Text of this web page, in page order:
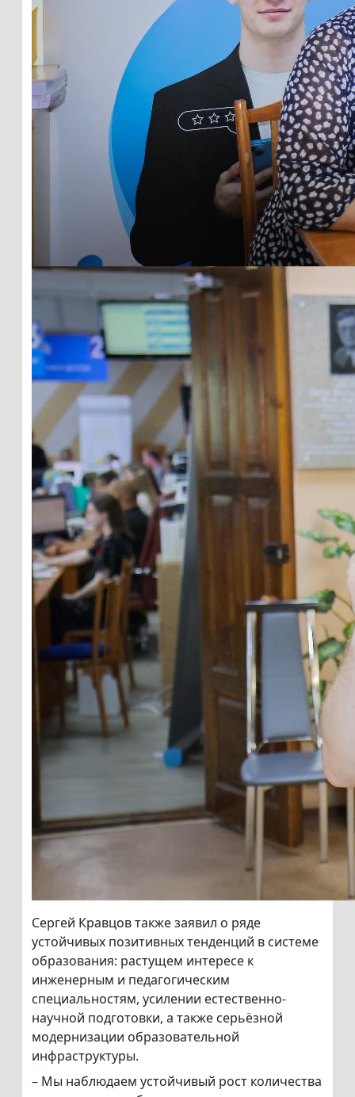
Сергей Кравцов также заявил о ряде
устойчивых позитивных тенденций в системе
образования: растущем интересе к
инженерным и педагогическим
специальностям, усилении естественно-
научной подготовки, а также серьёзной
модернизации образовательной
инфраструктуры.
– Мы наблюдаем устойчивый рост количества